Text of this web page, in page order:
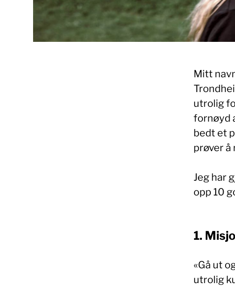
Mitt
utrolig
fornøyd
bedt et
prøver
Jeg har
opp 10
1.
«Gå ut
utrolig